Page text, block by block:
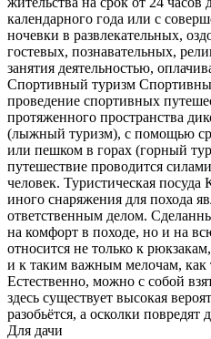
календарного года или с
ночевки в развлекательных,
гостевых, познавательных,
занятия деятельностью,
Спортивный туризм
проведение спортивных
протяженного пространства
(лыжный туризм), с помощью
или пешком в горах (горный
путешествие проводится
человек. Туристическая
иного снаряжения для похода
ответственным делом.
на комфорт в походе, но и на
относится не только к
и к таким важным мелочам, как
Естественно, можно с собой
здесь существует высокая
разобьётся, а осколки
Для дачи